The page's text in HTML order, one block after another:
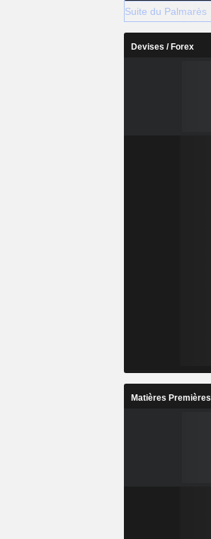
Suite du Palmarès
Devises / Forex
Matières Premières